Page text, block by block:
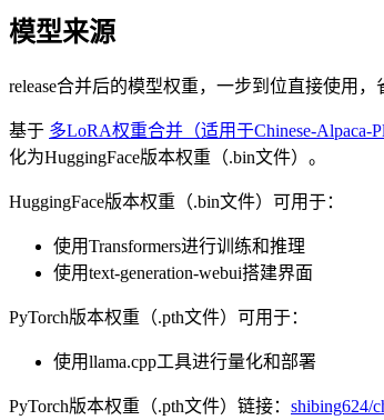
模型来源
release合并后的模型权重，一步到位直接使用，
基于 多LoRA权重合并（适用于Chinese-Alpaca-
化为HuggingFace版本权重（.bin文件）。
HuggingFace版本权重（.bin文件）可用于：
使用Transformers进行训练和推理
使用text-generation-webui搭建界面
PyTorch版本权重（.pth文件）可用于：
使用llama.cpp工具进行量化和部署
PyTorch版本权重（.pth文件）链接： shibing624/